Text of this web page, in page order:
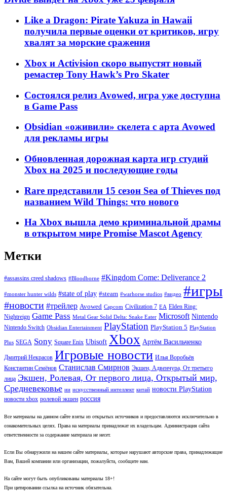
Like a Dragon: Pirate Yakuza in Hawaii
получила первые оценки от критиков, игру
хвалят за морские сражения
Xbox и Activision скоро выпустят новый
ремастер Tony Hawk’s Pro Skater
Состоялся релиз Avowed, игра уже доступна
в Game Pass
Obsidian «оживили» скелета с арта Avowed
для рекламы игры
Обновленная дорожная карта игр студий
Xbox на 2025 и последующие годы
Rare представили 15 сезон Sea of Thieves под
названием Wild Things: что нового
На Xbox вышла демо криминальной драмы
в открытом мире Promise Mascot Agency
Метки
#assassins creed shadows #Bloodborne #Kingdom Come: Deliverance 2
#monster hunter wilds #state of play #steam #warhorse studios #видео #игры
#новости #трейлер Avowed Capcom Civilization 7 EA Elden Ring:
Nightreign Game Pass Metal Gear Solid Delta: Snake Eater Microsoft Nintendo
Nintendo Switch Obsidian Entertainment PlayStation PlayStation 5 PlayStation
Plus SEGA Sony Square Enix Ubisoft Xbox Артём Васильченко
Дмитрий Некрасов Игровые новости Илья Воробьёв
Константин Семёнов Станислав Смирнов Экшен, Адвенчура, От третьего
лица Экшен, Ролевая, От первого лица, Открытый мир,
Средневековье ии искусственный интеллект китай новости PlayStation
новости xbox ролевой экшен россия
Все материалы на данном сайте взяты из открытых источников и предоставляются исключительно в
ознакомительных целях. Права на материалы принадлежат их владельцам. Администрация сайта
ответственности за содержание материала не несет.
Если Вы обнаружили на нашем сайте материалы, которые нарушают авторские права, принадлежащие
Вам, Вашей компании или организации, пожалуйста, сообщите нам.
На сайте могут быть опубликованы материалы 18+!
При цитировании ссылка на источник обязательна.